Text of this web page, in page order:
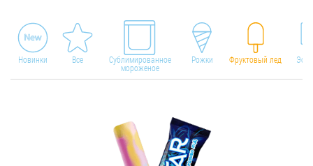
ПОТРЕБИТЕЛЯМ
АКЦИИ
ПРЕСС-ЦЕНТР
Тендерные закупки
Контакты
Новинки Все Сублимированное
мороженое
Рожки Фруктовый лед